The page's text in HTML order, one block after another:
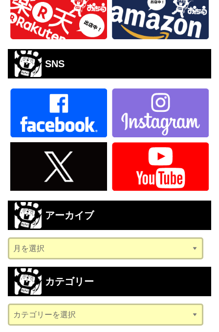
SNS
アーカイブ
ー
カ
ブ
カテゴリー
テ